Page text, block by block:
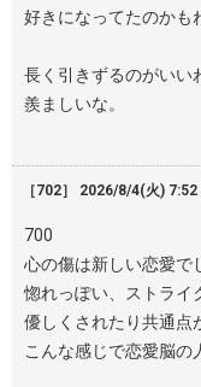
好きになってたのかも
長く引きずるのがいい
羨ましいな。
［702］ 2026/8/4(火)
700
心の傷は新しい恋愛で
惚れっぽい、ストライ
優しくされたり共通点
こんな感じで恋愛脳の